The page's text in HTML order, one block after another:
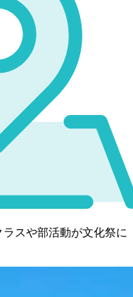
スや部活動が文化祭に